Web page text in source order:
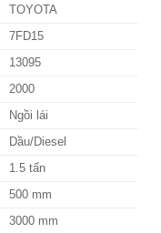
TOYOTA
7FD15
13095
2000
Ngồi lái
Dầu/Diesel
1.5 tấn
500 mm
3000 mm